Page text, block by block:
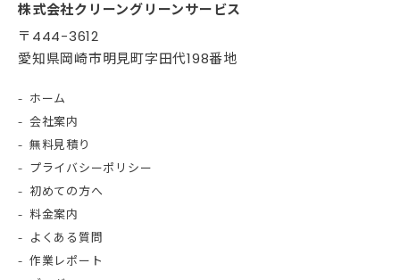
株式会社クリーングリーンサービス
〒444-3612
愛知県岡崎市明見町字田代198番地
ホーム
会社案内
無料見積り
プライバシーポリシー
初めての方へ
料金案内
よくある質問
作業レポート